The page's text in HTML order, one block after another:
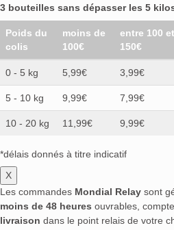
3 bouteilles sans dépasser les 5
Poids du
colis
moins de
100€
entre 100 et
150€
0 - 5 kg 5,99€ 3,99€
5 - 10 kg 9,99€ 7,99€
10 - 20 kg 11,99€ 9,99€
*délais donnés à titre indicatif
X
Les commandes Mondial Relay sont
moins de 48 heures ouvrables,
livraison dans le point relais de votre